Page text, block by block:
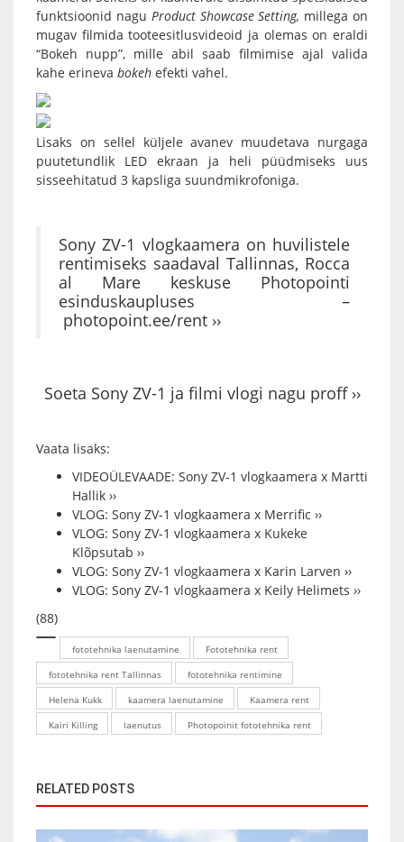
funktsioonid nagu Product Showcase Setting, millega on
mugav filmida tooteesitlusvideoid ja olemas on eraldi
“Bokeh nupp”, mille abil saab filmimise ajal valida
kahe erineva bokeh efekti vahel.
Lisaks on sellel küljele avanev muudetava nurgaga
puutetundlik LED ekraan ja heli püüdmiseks uus
sisseehitatud 3 kapsliga suundmikrofoniga.
Sony ZV-1 vlogkaamera on huvilistele
rentimiseks saadaval Tallinnas, Rocca
al Mare keskuse Photopointi
esinduskaupluses –
photopoint.ee/rent ››
Soeta Sony ZV-1 ja filmi vlogi nagu proff ››
Vaata lisaks:
VIDEOÜLEVAADE: Sony ZV-1 vlogkaamera x Martti
Hallik ››
VLOG: Sony ZV-1 vlogkaamera x Merrific ››
VLOG: Sony ZV-1 vlogkaamera x Kukeke
Klõpsutab ››
VLOG: Sony ZV-1 vlogkaamera x Karin Larven ››
VLOG: Sony ZV-1 vlogkaamera x Keily Helimets ››
(88)
fototehnika laenutamine
Fototehnika rent
fototehnika rent Tallinnas
fototehnika rentimine
Helena Kukk
kaamera laenutamine
Kaamera rent
Kairi Killing
laenutus Photopoinit fototehnika rent
RELATED POSTS